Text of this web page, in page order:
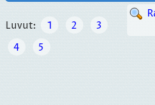
Luvut: 1 2
3
4
5